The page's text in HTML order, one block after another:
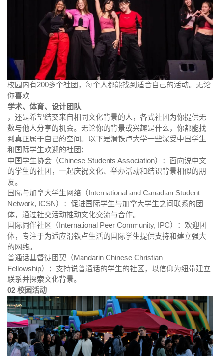
校园内有200多个社团，每个人都能找到适合自己的活动。无论
你喜欢
学术、体育、设计团队
，还是希望结交来自相同文化背景的人，各式社团为你提供无
数与他人分享的机会。无论你的背景或兴趣是什么，你都能找
到真正属于自己的空间。以下是滑铁卢大学一些深受中国学生
和国际学生欢迎的社团：
中国学生协会（Chinese Students Association）：面向说中文
的学生的社团，一起庆祝文化、举办活动和结识背景相似的朋
友。
国际与加拿大学生网络（International and Canadian Student
Network, ICSN）：促进国际学生与加拿大学生之间联系的团
体，通过社交活动推动文化交流与合作。
国际同伴社区（International Peer Community, IPC）：欢迎团
体，专注于为适应滑铁卢生活的国际学生提供支持和建立强大
的网络。
普通话基督徒团契（Mandarin Chinese Christian
Fellowship）：支持说普通话的学生的社区，以信仰为纽带建立
联系并探索文化背景。
02 校园活动